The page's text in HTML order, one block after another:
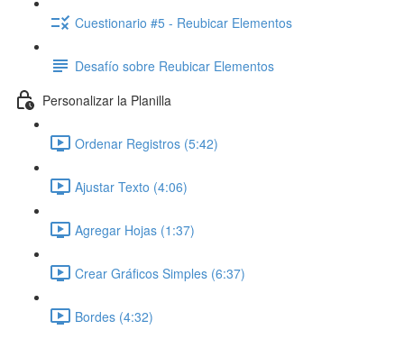
Cuestionario #5 - Reubicar Elementos
Desafío sobre Reubicar Elementos
Personalizar la Planilla
Ordenar Registros (5:42)
Ajustar Texto (4:06)
Agregar Hojas (1:37)
Crear Gráficos Simples (6:37)
Bordes (4:32)